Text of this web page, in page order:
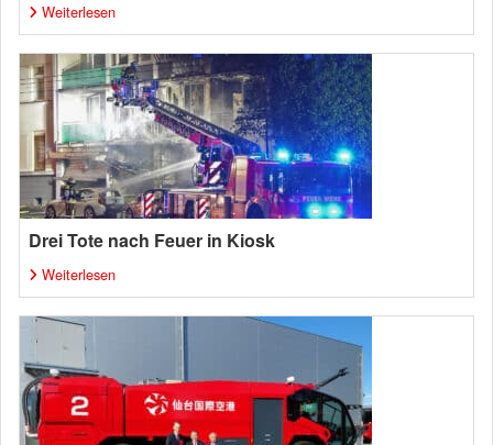
Weiterlesen
Drei Tote nach Feuer in Kiosk
Weiterlesen